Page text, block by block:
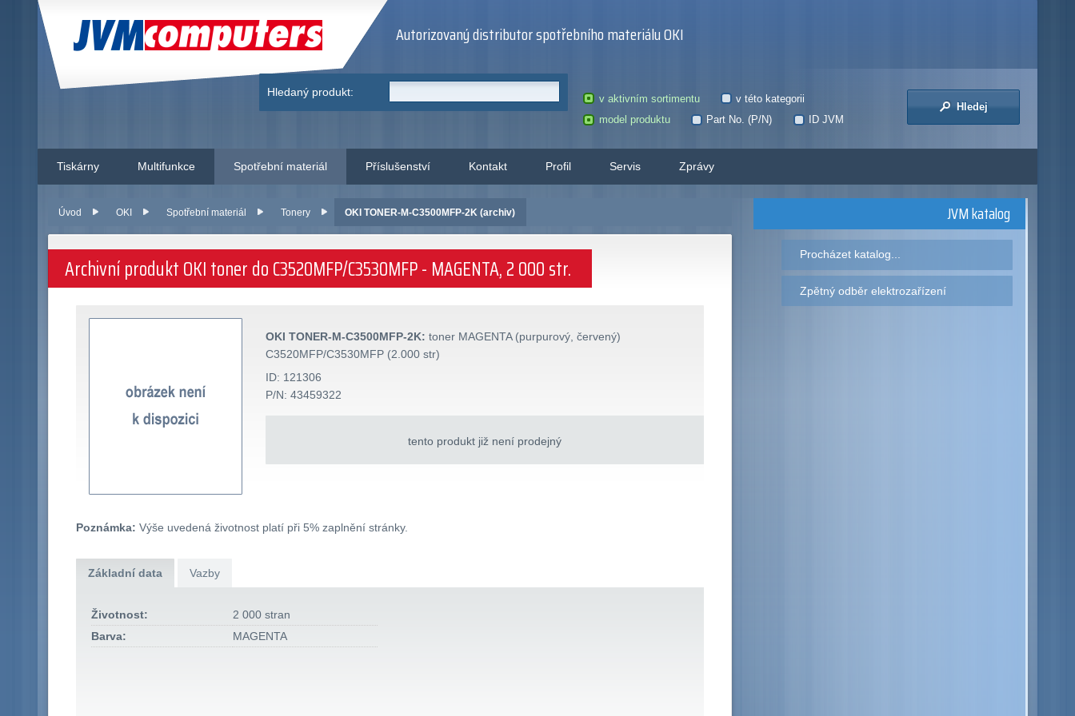
JVM Computers Autorizovaný distributor spotřebního materiálu OKI
Hledaný produkt:
v aktivním sortimentu
v této kategorii
model produktu
Part No. (P/N) ID JVM
Hledej
Tiskárny Multifunkce Spotřební materiál Příslušenství Kontakt Profil Servis Zprávy
Úvod OKI Spotřební materiál Tonery OKI TONER-M-C3500MFP-2K (archiv)
Archivní produkt OKI toner do C3520MFP/C3530MFP - MAGENTA, 2 000 str.
OKI TONER-M-C3500MFP-2K: toner MAGENTA (purpurový, červený)
C3520MFP/C3530MFP (2.000 str)
ID: 121306
P/N: 43459322
tento produkt již není prodejný
Poznámka: Výše uvedená životnost platí při 5% zaplnění stránky.
Základní data Vazby
Životnost:
2 000 stran
Barva:
MAGENTA
JVM katalog
Procházet katalog...
Zpětný odběr elektrozařízení